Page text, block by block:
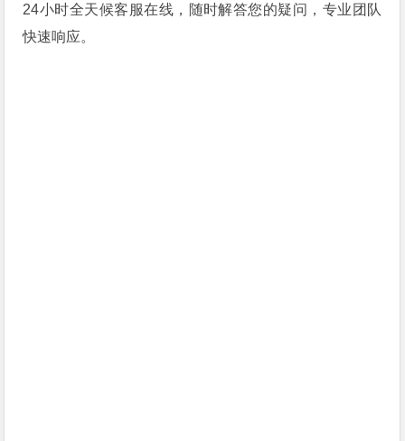
24小时全天候客服在线，随时解答您的疑问，专业团队
快速响应。